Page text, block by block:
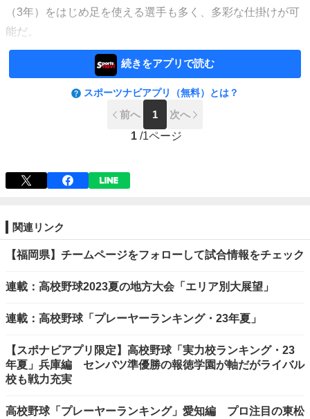
（3年）をはじめ足を使える選手も多く、多彩な仕掛けが可
能だ。
続きをアプリで読む
スポーツナビアプリ（無料）とは？
前へ 1
次へ
1 /1ページ
関連リンク
【福岡県】チームページをフォローして試合情報をチェック
連載：高校野球2023夏の地方大会「エリア別大展望」
連載：高校野球「プレーヤーランキング・23年夏」
【スポナビアプリ限定】高校野球「実力校ランキング・23
年夏」兵庫編 センバツ準優勝の報徳学園が軸だがライバル
校も戦力充実
高校野球「プレーヤーランキング」愛知編 プロ注目の東松